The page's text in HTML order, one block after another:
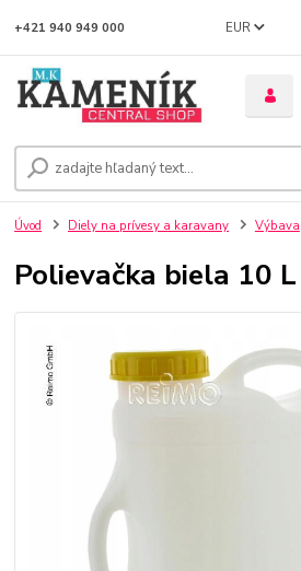
EUR
+421 940 949 000
Úvod Diely na prívesy a karavany Výbava
Polievačka biela 10 L